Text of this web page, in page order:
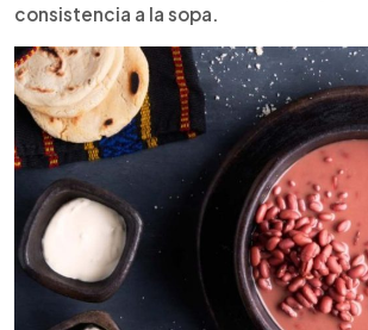
consistencia a la sopa.